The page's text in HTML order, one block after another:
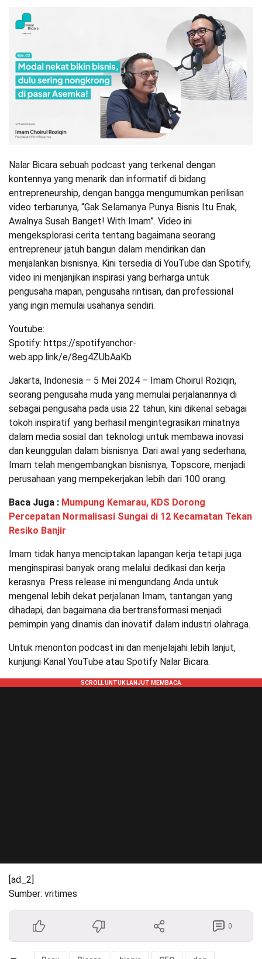
Nalar Bicara sebuah podcast yang terkenal dengan
kontennya yang menarik dan informatif di bidang
entrepreneurship, dengan bangga mengumumkan perilisan
video terbarunya, “Gak Selamanya Punya Bisnis Itu Enak,
Awalnya Susah Banget! With Imam”. Video ini
mengeksplorasi cerita tentang bagaimana seorang
entrepreneur jatuh bangun dalam mendirikan dan
menjalankan bisnisnya. Kini tersedia di YouTube dan Spotify,
video ini menjanjikan inspirasi yang berharga untuk
pengusaha mapan, pengusaha rintisan, dan professional
yang ingin memulai usahanya sendiri.
Youtube:
Spotify: https://spotifyanchor-
web.app.link/e/8eg4ZUbAaKb
Jakarta, Indonesia – 5 Mei 2024 – Imam Choirul Roziqin,
seorang pengusaha muda yang memulai perjalanannya di
sebagai pengusaha pada usia 22 tahun, kini dikenal sebagai
tokoh inspiratif yang berhasil mengintegrasikan minatnya
dalam media sosial dan teknologi untuk membawa inovasi
dan keunggulan dalam bisnisnya. Dari awal yang sederhana,
Imam telah mengembangkan bisnisnya, Topscore, menjadi
perusahaan yang mempekerjakan lebih dari 100 orang.
Baca Juga : Mumpung Kemarau, KDS Dorong
Percepatan Normalisasi Sungai di 12 Kecamatan Tekan
Resiko Banjir
Imam tidak hanya menciptakan lapangan kerja tetapi juga
menginspirasi banyak orang melalui dedikasi dan kerja
kerasnya. Press release ini mengundang Anda untuk
mengenal lebih dekat perjalanan Imam, tantangan yang
dihadapi, dan bagaimana dia bertransformasi menjadi
pemimpin yang dinamis dan inovatif dalam industri olahraga.
Untuk menonton podcast ini dan menjelajahi lebih lanjut,
kunjungi Kanal YouTube atau Spotify Nalar Bicara.
[ad_2]
Sumber: vritimes
0